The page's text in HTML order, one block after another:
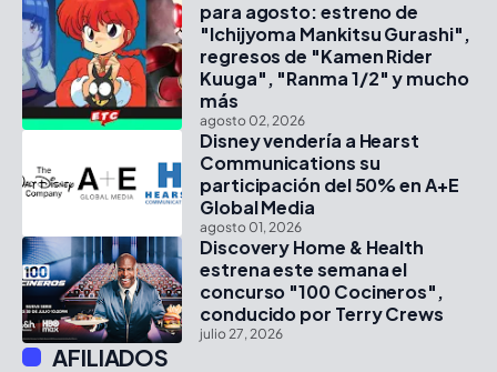
para agosto: estreno de
"Ichijyoma Mankitsu Gurashi",
regresos de "Kamen Rider
Kuuga", "Ranma 1/2" y mucho
más
agosto 02, 2026
Disney vendería a Hearst
Communications su
participación del 50% en A+E
Global Media
agosto 01, 2026
Discovery Home & Health
estrena este semana el
concurso "100 Cocineros",
conducido por Terry Crews
julio 27, 2026
AFILIADOS